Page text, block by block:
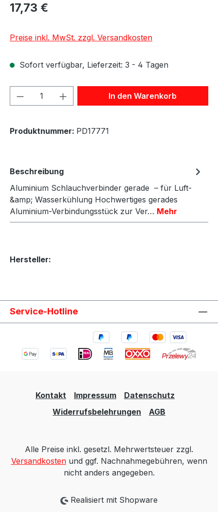
17,73 €
Preise inkl. MwSt. zzgl. Versandkosten
Sofort verfügbar, Lieferzeit: 3 - 4 Tagen
Produkt Anzahl: Gib denIn den Warenkorb
Produktnummer: PD17771
Beschreibung
Aluminium Schlauchverbinder gerade – für Luft-
&amp; Wasserkühlung Hochwertiges gerades
Aluminium-Verbindungsstück zur Ver… Mehr
Hersteller:
Service-Hotline
Kontakt Impressum
Datenschutz
Widerrufsbelehrungen
AGB
Alle Preise inkl. gesetzl. Mehrwertsteuer zzgl.
Versandkostenund ggf. Nachnahmegebühren, wenn
nicht anders angegeben.
Realisiert mit Shopware